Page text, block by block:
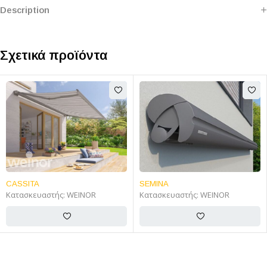
Description
Σχετικά προϊόντα
CASSITA
Κατασκευαστής:WEINOR
SEMINA
Κατασκευαστής:WEINOR